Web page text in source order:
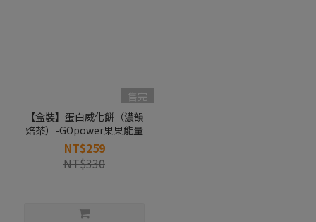
售完
【盒裝】蛋白威化餅（濃韻
焙茶）-GOpower果果能量
NT$259
NT$330